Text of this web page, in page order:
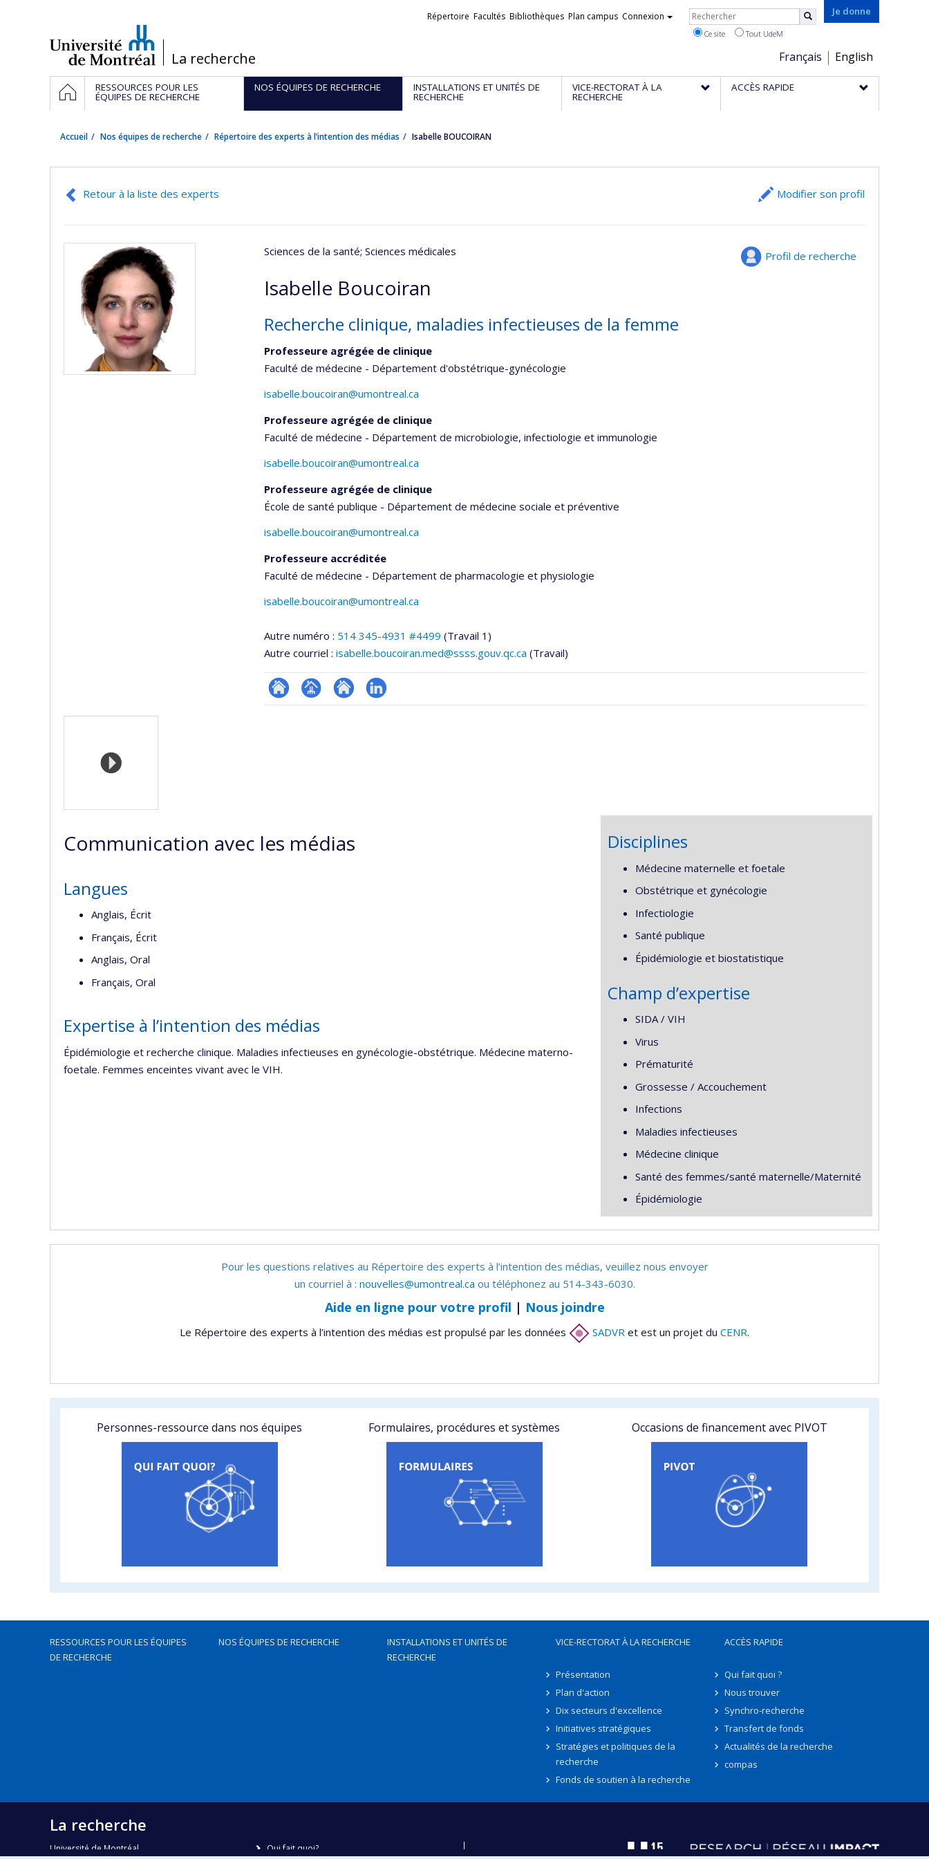
/La recherche
Je donne
Choix
de
la
Français English
Liens
Répertoire Facultés Bibliothèques Plan campus Connexion Rechercher
Ce site Tout UdeM
Navigation
principale
ACCUEILRESSOURCES POUR LES
ÉQUIPES DE RECHERCHE
NOS ÉQUIPES DE RECHERCHE INSTALLATIONS ET UNITÉS DE
RECHERCHE
VICE-RECTORAT À LA
RECHERCHE
ACCÈS RAPIDE
Accueil Nos équipes de recherche Répertoire des experts à l’intention des médias Isabelle BOUCOIRAN
Retour à la liste des experts Modifier son profil
Profil de recherche
Sciences de la santé; Sciences médicales
Isabelle Boucoiran
Recherche clinique, maladies infectieuses de la femme
Professeure agrégée de clinique
Faculté de médecine - Département d'obstétrique-gynécologie
isabelle.boucoiran@umontreal.ca
Professeure agrégée de clinique
Faculté de médecine - Département de microbiologie, infectiologie et immunologie
isabelle.boucoiran@umontreal.ca
Professeure agrégée de clinique
École de santé publique - Département de médecine sociale et préventive
isabelle.boucoiran@umontreal.ca
Professeure accréditée
Faculté de médecine - Département de pharmacologie et physiologie
isabelle.boucoiran@umontreal.ca
Autre numéro : 514 345-4931 #4499 (Travail 1)
Autre courriel : isabelle.boucoiran.med@ssss.gouv.qc.ca (Travail)
ResearchGate
Page Site
LinkedIn
Médias
Communication avec les médias
Langues
Anglais, Écrit
Français, Écrit
Anglais, Oral
Français, Oral
Expertise à l’intention des médias
Épidémiologie et recherche clinique. Maladies infectieuses en gynécologie-obstétrique. Médecine materno-
foetale. Femmes enceintes vivant avec le VIH.
Disciplines
Médecine maternelle et foetale
Obstétrique et gynécologie
Infectiologie
Santé publique
Épidémiologie et biostatistique
Champ d’expertise
SIDA / VIH
Virus
Prématurité
Grossesse / Accouchement
Infections
Maladies infectieuses
Médecine clinique
Santé des femmes/santé maternelle/Maternité
Épidémiologie
Pour les questions relatives au Répertoire des experts à l’intention des médias, veuillez nous envoyer
un courriel à : nouvelles@umontreal.ca ou téléphonez au 514-343-6030.
Aide en ligne pour votre profil | Nous joindre
Le Répertoire des experts à l’intention des médias est propulsé par les données SADVR et est un projet du CENR.
Personnes-ressource dans nos équipes Formulaires, procédures et systèmes Occasions de financement avec PIVOT
RESSOURCES POUR LES ÉQUIPES
DE RECHERCHE
NOS ÉQUIPES DE RECHERCHE
INSTALLATIONS ET UNITÉS DE
RECHERCHE
VICE-RECTORAT À LA RECHERCHE
Présentation
Plan d'action
Dix secteurs d'excellence
Initiatives stratégiques
Stratégies et politiques de la
recherche
Fonds de soutien à la recherche
ACCÈS RAPIDE
Qui fait quoi ?
Nous trouver
Synchro-recherche
Transfert de fonds
Actualités de la recherche
compas
La recherche
Université de Montréal
Qui fait quoi?